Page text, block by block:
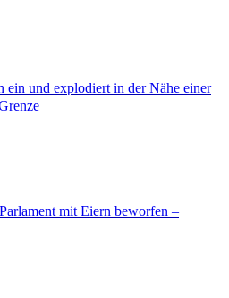
ein und explodiert in der Nähe einer
mit Eiern beworfen –